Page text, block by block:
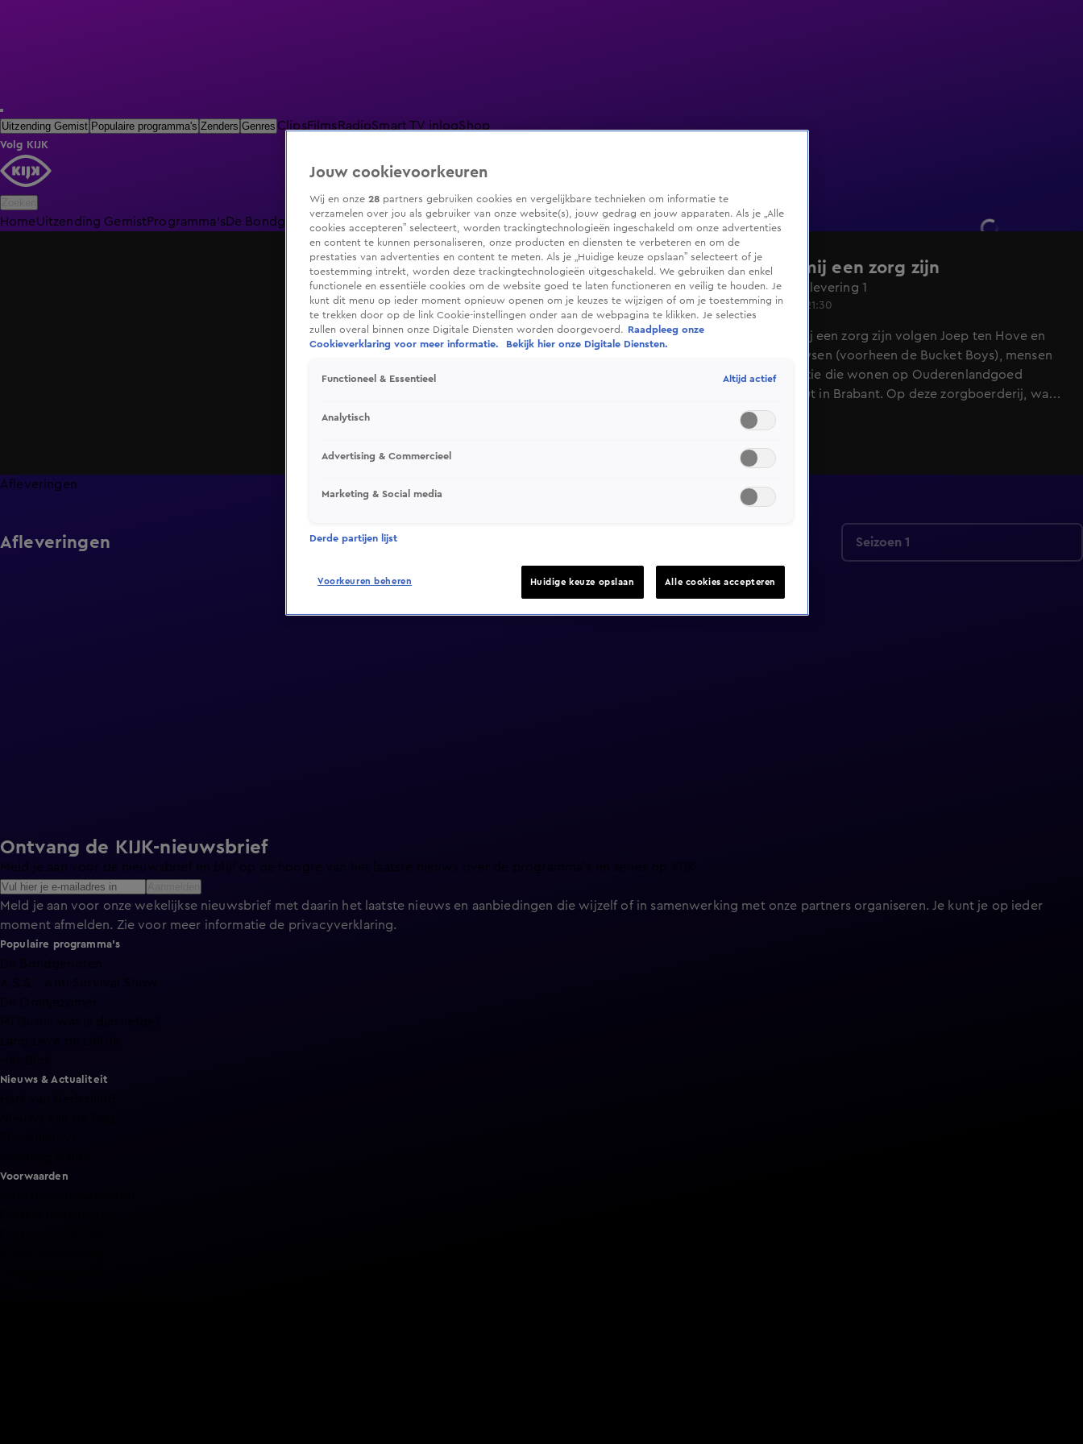
Uitzending Gemist Populaire programma's Zenders Genres ClipsFilms RadioSmart TV inlogShop
Volg KIJK
HomeUitzending GemistProgramma's De Bondgenoten De Oranjezomer Livestreams Shop
Het zal mij een zorg zijn
Seizoen 1, aflevering 1
27 juli 2020, 21:30
In Het zal mij een zorg zijn volgen Joep ten Hove en
Thijs Meeuwsen (voorheen de Bucket Boys), mensen
met dementie die wonen op Ouderenlandgoed
Grootenhout in Brabant. Op deze zorgboerderij, waar
kwaliteit van leven hoog in het vaandel staat, wordt
volgens een bijzondere visie geleefd. Joep en Thijs
geven een kijkje in het dagelijks leven van de
bewoners, helpen mee met de zorg en laten daarbij de
ontroerende, schrijnende, maar vooral de menselijke
kant van dementie zien.
Afleveringen
Afleveringen Seizoen 1
Ontvang de KIJK-nieuwsbrief
Meld je aan voor de nieuwsbrief en blijf op de hoogte van het laatste nieuws over de programma’s en series op KIJK.
Meld je aan voor onze wekelijkse nieuwsbrief met daarin het laatste nieuws en aanbiedingen die wijzelf of in samenwerking met onze partners organiseren. Je kunt je op ieder
moment afmelden. Zie voor meer informatie de privacyverklaring.
Populaire programma's
De Bondgenoten
Nieuws & Actualiteit
Voorwaarden
Jouw cookievoorkeuren
Wij en onze 28 partners gebruiken cookies en vergelijkbare technieken om informatie te
verzamelen over jou als gebruiker van onze website(s), jouw gedrag en jouw apparaten. Als je „Alle
cookies accepteren” selecteert, worden trackingtechnologieën ingeschakeld om onze advertenties
en content te kunnen personaliseren, onze producten en diensten te verbeteren en om de
prestaties van advertenties en content te meten. Als je „Huidige keuze opslaan” selecteert of je
toestemming intrekt, worden deze trackingtechnologieën uitgeschakeld. We gebruiken dan enkel
functionele en essentiële cookies om de website goed te laten functioneren en veilig te houden. Je
kunt dit menu op ieder moment opnieuw openen om je keuzes te wijzigen of om je toestemming in
te trekken door op de link Cookie-instellingen onder aan de webpagina te klikken. Je selecties
zullen overal binnen onze Digitale Diensten worden doorgevoerd.
Raadpleeg onze
Cookieverklaring voor meer informatie.
Bekijk hier onze Digitale Diensten.
Functioneel & Essentieel Altijd actief
Analytisch
Advertising & Commercieel
Marketing & Social media
Derde partijen lijst
Voorkeuren beheren Huidige keuze opslaan Alle cookies accepteren